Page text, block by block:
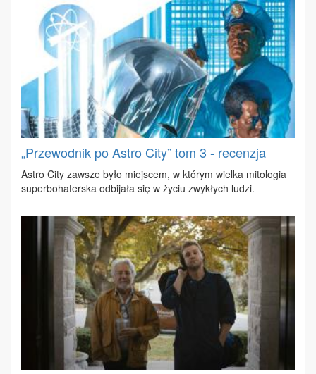
„Przewodnik po Astro City” tom 3 - recenzja
Astro Ci­ty za­wsze by­ło miej­scem, w któ­rym wiel­ka mi­to­lo­gia
su­per­bo­ha­ter­ska od­bi­ja­ła się w ży­ciu zwy­kłych lu­dzi.